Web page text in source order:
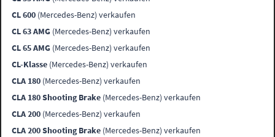
CL 600 (Mercedes-Benz) verkaufen
CL 63 AMG (Mercedes-Benz) verkaufen
CL 65 AMG (Mercedes-Benz) verkaufen
CL-Klasse (Mercedes-Benz) verkaufen
CLA 180 (Mercedes-Benz) verkaufen
CLA 180 Shooting Brake (Mercedes-Benz) verkaufen
CLA 200 (Mercedes-Benz) verkaufen
CLA 200 Shooting Brake (Mercedes-Benz) verkaufen